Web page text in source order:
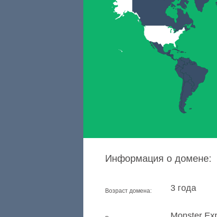
Информация о домене:
Возраст домена: 3 года